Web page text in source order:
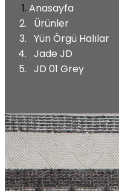
Anasayfa
Ürünler
Yün Örgü Halılar
Jade JD
JD 01 Grey